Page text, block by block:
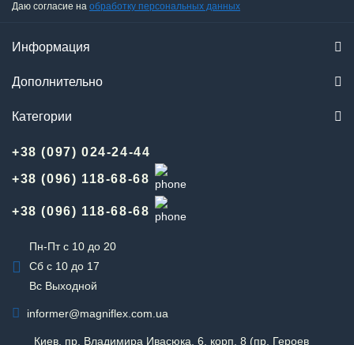
Даю согласие на обработку персональных данных
Информация
Дополнительно
Категории
+38 (097) 024-24-44
+38 (096) 118-68-68
+38 (096) 118-68-68
Пн-Пт с 10 до 20
Сб с 10 до 17
Вс Выходной
informer@magniflex.com.ua
Киев, пр. Владимира Ивасюка, 6, корп. 8 (пр. Героев